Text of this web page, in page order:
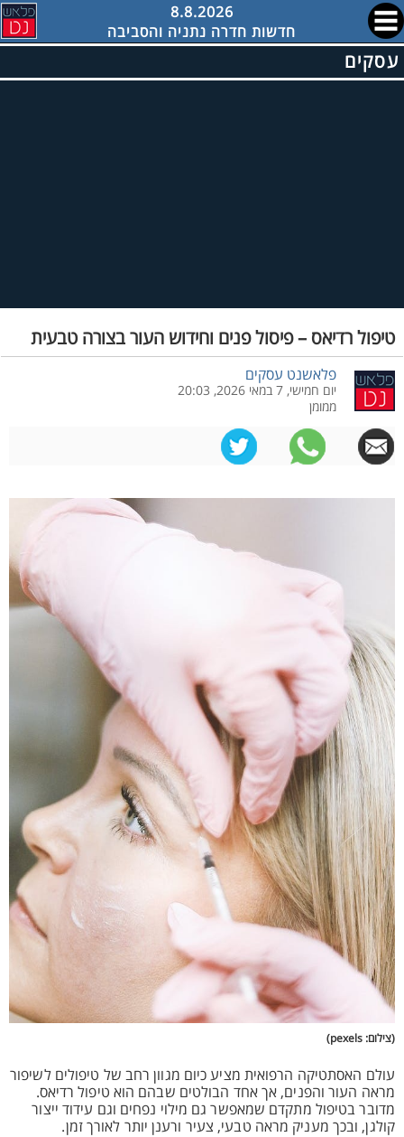
8.8.2026
חדשות חדרה נתניה והסביבה
עסקים
טיפול רדיאס – פיסול פנים וחידוש העור בצורה טבעית
פלאשנט עסקים
יום חמישי, 7 במאי 2026, 20:03
ממומן
(צילום: pexels)
עולם האסתטיקה הרפואית מציע כיום מגוון רחב של טיפולים לשיפור
מראה העור והפנים, אך אחד הבולטים שבהם הוא טיפול רדיאס.
מדובר בטיפול מתקדם שמאפשר גם מילוי נפחים וגם עידוד ייצור
קולגן, ובכך מעניק מראה טבעי, צעיר ורענן יותר לאורך זמן.